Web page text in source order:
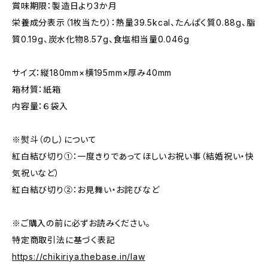
賞味期限：製造日より3か月
栄養成分表示（1枚当たり）：熱量39.5kcal、たんぱく質0.88g、脂
質0.19g、炭水化物8.57g、食塩相当量0.046g
サイズ：縦180mm×横195mm×厚み40mm
箱材質：紙箱
内容量：６袋入
※熨斗（のし）について
紅白結び切り①：一度きりであってほしいお祝い事（結婚祝い・快
気祝いなど）
紅白結び切り②：お見舞い・お詫びなど
※ご購入の前に必ずお読みください。
特定商取引法に基づく表記
https://chikiriya.thebase.in/law